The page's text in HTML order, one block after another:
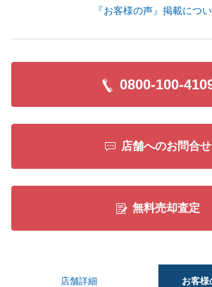
『お客様の声』掲載につ
0800-100-
店舗へのお問合せ
無料売却査定
店舗詳細 お客様